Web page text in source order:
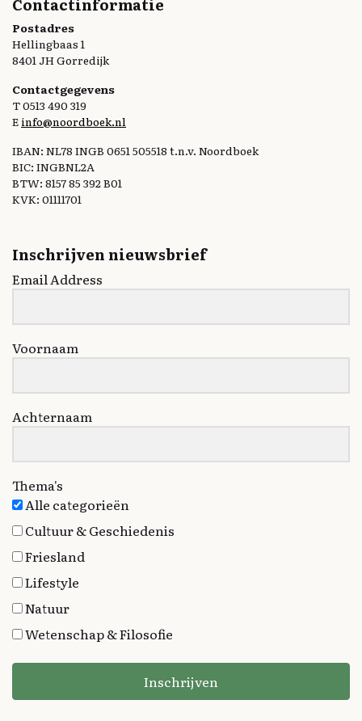
Contactinformatie
Postadres
Hellingbaas 1
8401 JH Gorredijk
Contactgegevens
T 0513 490 319
E info@noordboek.nl
IBAN: NL78 INGB 0651 505518 t.n.v. Noordboek
BIC: INGBNL2A
BTW: 8157 85 392 B01
KVK: 01111701
Inschrijven nieuwsbrief
Email Address
Voornaam
Achternaam
Thema's
Alle categorieën
Cultuur & Geschiedenis
Friesland
Lifestyle
Natuur
Wetenschap & Filosofie
Inschrijven